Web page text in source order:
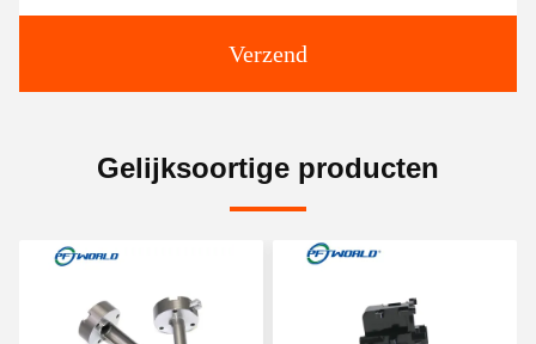
Verzend
Gelijksoortige producten